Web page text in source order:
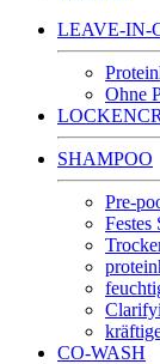
LEAVE-IN-
Ohne
SHAMPOO
Pre-
Festes
CO-WASH